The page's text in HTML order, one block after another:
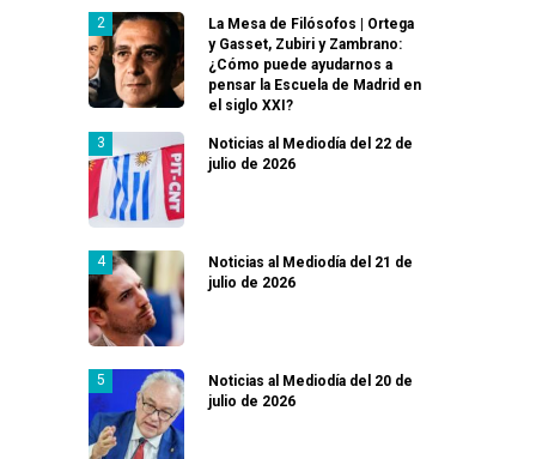
La Mesa de Filósofos | Ortega
y Gasset, Zubiri y Zambrano:
¿Cómo puede ayudarnos a
pensar la Escuela de Madrid en
el siglo XXI?
Noticias al Mediodía del 22 de
julio de 2026
Noticias al Mediodía del 21 de
julio de 2026
Noticias al Mediodía del 20 de
julio de 2026